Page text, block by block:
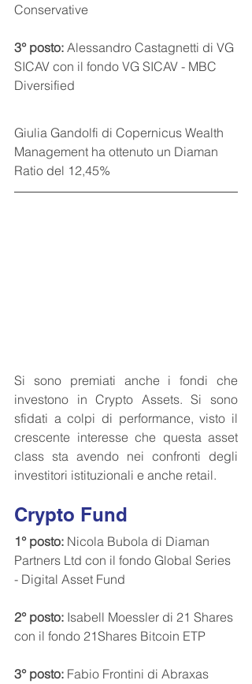
Conservative
3° posto: Alessandro Castagnetti di VG
SICAV con il fondo VG SICAV - MBC
Diversified
Giulia Gandolfi di Copernicus Wealth
Management ha ottenuto un Diaman
Ratio del 12,45%
Si sono premiati anche i fondi che
investono in Crypto Assets. Si sono
sfidati a colpi di performance, visto il
crescente interesse che questa asset
class sta avendo nei confronti degli
investitori istituzionali e anche retail.
Crypto Fund
1° posto: Nicola Bubola di Diaman
Partners Ltd con il fondo Global Series
- Digital Asset Fund
2° posto: Isabell Moessler di 21 Shares
con il fondo 21Shares Bitcoin ETP
3° posto: Fabio Frontini di Abraxas